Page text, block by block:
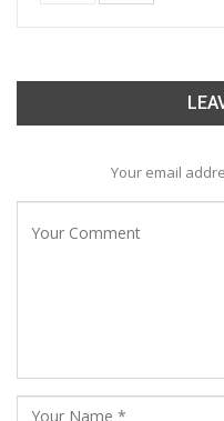
Your email